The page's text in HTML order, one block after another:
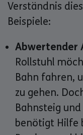
Verständnis
Beispiele:
Abwertender
Rollstuhl
Bahn fahren,
zu gehen.
Bahnsteig
benötigt Hilfe